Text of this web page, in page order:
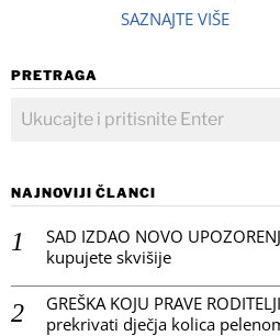
SAZNAJTE VIŠE
PRETRAGA
NAJNOVIJI ČLANCI
SAD IZDAO NOVO
kupujete skvišije
GREŠKA KOJU PRAVE
prekrivati dječja kolica